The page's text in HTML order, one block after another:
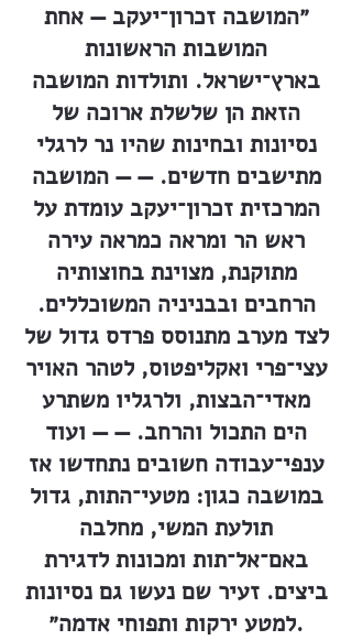
״המושבה זכרון־יעקב — אחת
המושבות הראשונות
בארץ־ישראל. ותולדות המושבה
הזאת הן שלשלת ארוכה של
נסיונות ובחינות שהיו נר לרגלי
מתישבים חדשים. — — המושבה
המרכזית זכרון־יעקב עומדת על
ראש הר ומראה כמראה עירה
מתוקנת, מצוינת בחוצותיה
הרחבים ובבניניה המשוכללים.
לצד מערב מתנוסס פרדס גדול של
עצי־פרי ואקליפטוס, לטהר האויר
מאדי־הבצות, ולרגליו משתרע
הים התכול והרחב. — — ועוד
ענפי־עבודה חשובים נתחדשו אז
במושבה כגון: מטעי־התות, גדול
תולעת המשי, מחלבה
באם־אל־תות ומכונות לדגירת
ביצים. זעיר שם נעשו גם נסיונות
למטע ירקות ותפוחי אדמה״.